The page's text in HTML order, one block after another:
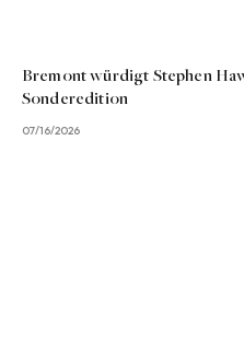
Bremont würdigt Stephen
Sonderedition
07/16/2026